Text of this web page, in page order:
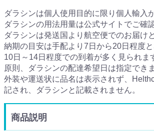
ダラシンは個人使用目的に限り個人輸入
ダラシンの用法用量は公式サイトでご確
ダラシンは発送国より航空便でのお届け
納期の目安は手配より7日から20日程度
10日～14日程度での到着が多く見られま
原則、ダラシンの配達希望日は指定でき
外装や運送状に品名は表示されず、
記され、ダラシンと記載されません。
商品説明